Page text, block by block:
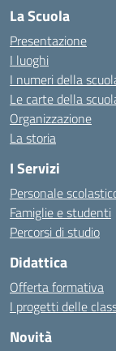
La Scuola
Presentazione
I luoghi
I numeri della
Le carte della
Organizzazione
La storia
I Servizi
Personale
Famiglie e studenti
Percorsi di studio
Didattica
Offerta formativa
I progetti delle
Novità